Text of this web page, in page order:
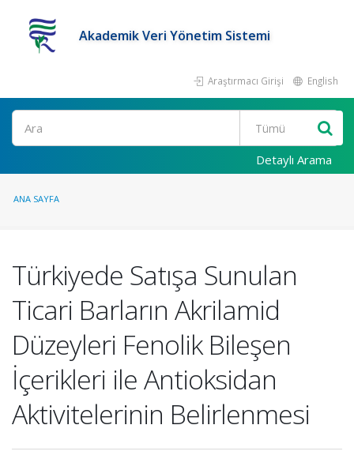
Akademik Veri Yönetim Sistemi
Araştırmacı Girişi English
Ara
Detaylı Arama
ANA SAYFA
Türkiyede Satışa Sunulan
Ticari Barların Akrilamid
Düzeyleri Fenolik Bileşen
İçerikleri ile Antioksidan
Aktivitelerinin Belirlenmesi